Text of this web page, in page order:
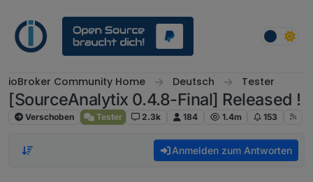
ioBroker Community Home Deutsch Tester
[SourceAnalytix 0.4.8-Final] Released !
Verschoben Tester 2.3k 184 1.4m 153
Anmelden zum Antworten